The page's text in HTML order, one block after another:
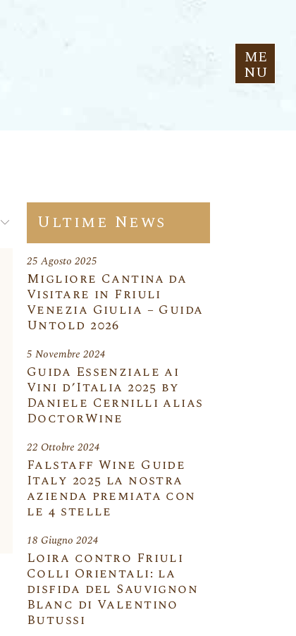
ME
NU
Ultime News
Migliore Cantina da
Visitare in Friuli
Venezia Giulia – Guida
Untold 2026
25 Agosto 2025
Guida Essenziale ai
Vini d’Italia 2025 by
Daniele Cernilli alias
DoctorWine
5 Novembre 2024
Falstaff Wine Guide
Italy 2025 la nostra
azienda premiata con
le 4 stelle
22 Ottobre 2024
Loira contro Friuli
Colli Orientali: la
disfida del Sauvignon
Blanc di Valentino
Butussi
18 Giugno 2024